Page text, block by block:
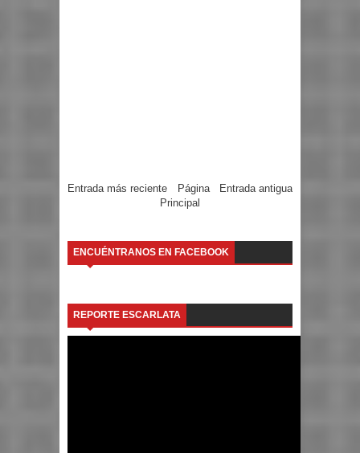
Entrada más reciente Entrada antigua
Página
Principal
ENCUÉNTRANOS EN FACEBOOK
REPORTE ESCARLATA